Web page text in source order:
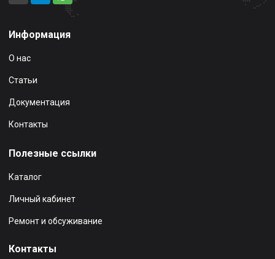
Информация
О нас
Статьи
Документация
Контакты
Полезные ссылки
Каталог
Личный кабинет
Ремонт и обсуживание
Контакты